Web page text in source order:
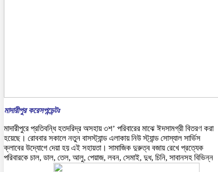
মাদারীপুর করেসপন্ডেন্টঃ
মাদারীপুরে প্রতিবন্ধি হতদরিদ্র অসহায় ৩শ’ পরিবারের মাঝে ঈদসামগ্রী বিতরণ করা
হয়েছে। রোববার সকালে নতুন বাসস্ট্যান্ড এলাকায় নিউ স্ট্যান্ড সোস্যাল সার্ভিস
ক্লাবের উদ্যোগে দেয়া হয় এই সহায়তা। সামাজিক দুরুত্ব বজায় রেখে প্রত্যেক
পরিবারকে চাল, ডাল, তেল, আলু, পেয়াজ, লবন, সেমাই, দুধ, চিনি, সাবানসহ বিভিন্ন